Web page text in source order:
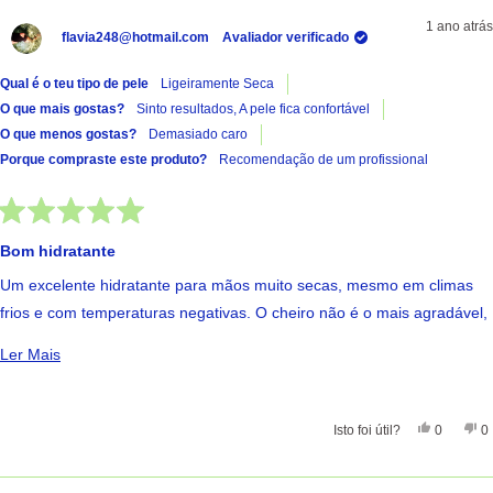
flavia248@hotmail.com Avaliador verificado
1 ano atrás
Qual é o teu tipo de pele
Ligeiramente Seca
O que mais gostas?
Sinto resultados, A pele fica confortável
O que menos gostas?
Demasiado caro
Porque compraste este produto?
Recomendação de um profissional
Bom hidratante
Um excelente hidratante para mãos muito secas, mesmo em climas
frios e com temperaturas negativas. O cheiro não é o mais agradável,
especialmente eficaz para prevenir frieiras ou desconforto nas mãos
Ler MaisLer Mais Sobre Esta Avaliação
Isto foi útil? Sim,
0 0